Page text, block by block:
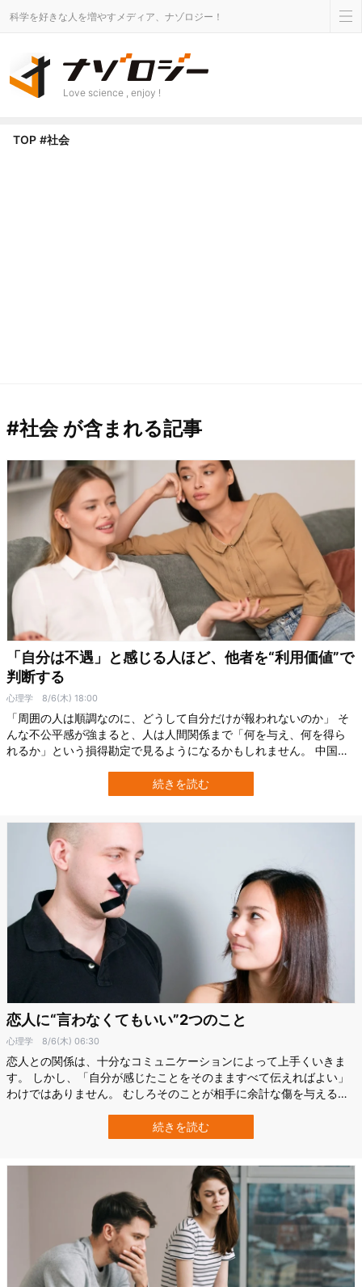
科学を好きな人を増やすメディア、ナゾロジー！
Love science , enjoy !
TOP #社会
#社会 が含まれる記事
「自分は不遇」と感じる人ほど、他者を“利用価値”で
判断する
心理学 8/6(木) 18:00
「周囲の人は順調なのに、どうして自分だけが報われないのか」 そ
んな不公平感が強まると、人は人間関係まで「何を与え、何を得ら
れるか」という損得勘定で見るようになるかもしれません。 中国人
行ったところ、自分を不遇だと感じる人ほど、人間関係を取引のよ
うに捉え、相手が自分にとってどれほど役立つかを重視する傾向が
続きを読む
恋人に“言わなくてもいい”2つのこと
心理学 8/6(木) 06:30
恋人との関係は、十分なコミュニケーションによって上手くいきま
す。 しかし、「自分が感じたことをそのまますべて伝えればよい」
わけではありません。 むしろそのことが相手に余計な傷を与えるこ
マーク・トラヴァース博士は、恋人に“あえて言わなくてもいい”2つ
のことを教えています。 恋人に言うべきでないこと①：身体の変化
続きを読む